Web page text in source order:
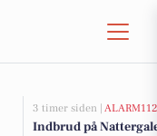
3 timer siden | ALARM112
Indbrud på